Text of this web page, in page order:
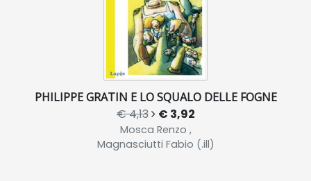
PHILIPPE GRATIN E LO SQUALO DELLE FOGNE
€ 4,13 € 3,92
Mosca Renzo ,
Magnasciutti Fabio (.ill)